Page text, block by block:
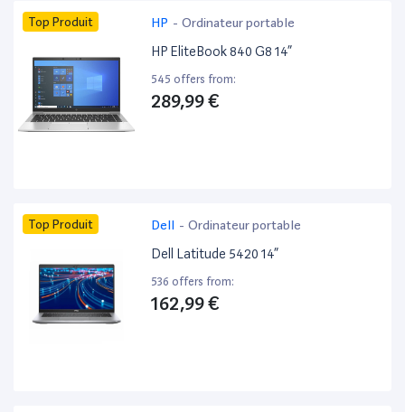
Top Produit HP - Ordinateur portable
HP EliteBook 840 G8 14”
545 offers from:
289,99 €
Top Produit Dell - Ordinateur portable
Dell Latitude 5420 14”
536 offers from:
162,99 €